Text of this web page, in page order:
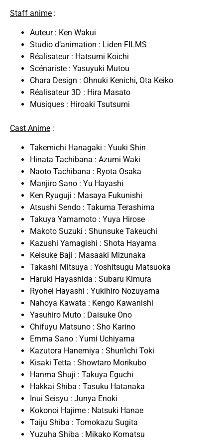
Staff anime :
Auteur : Ken Wakui
Studio d’animation : Liden FILMS
Réalisateur : Hatsumi Koichi
Scénariste : Yasuyuki Mutou
Chara Design : Ohnuki Kenichi, Ota Keiko
Réalisateur 3D : Hira Masato
Musiques : Hiroaki Tsutsumi
Cast Anime :
Takemichi Hanagaki : Yuuki Shin
Hinata Tachibana : Azumi Waki
Naoto Tachibana : Ryota Osaka
Manjiro Sano : Yu Hayashi
Ken Ryuguji : Masaya Fukunishi
Atsushi Sendo : Takuma Terashima
Takuya Yamamoto : Yuya Hirose
Makoto Suzuki : Shunsuke Takeuchi
Kazushi Yamagishi : Shota Hayama
Keisuke Baji : Masaaki Mizunaka
Takashi Mitsuya : Yoshitsugu Matsuoka
Haruki Hayashida : Subaru Kimura
Ryohei Hayashi : Yukihiro Nozuyama
Nahoya Kawata : Kengo Kawanishi
Yasuhiro Muto : Daisuke Ono
Chifuyu Matsuno : Sho Karino
Emma Sano : Yumi Uchiyama
Kazutora Hanemiya : Shun’ichi Toki
Kisaki Tetta : Showtaro Morikubo
Hanma Shuji : Takuya Eguchi
Hakkai Shiba : Tasuku Hatanaka
Inui Seisyu : Junya Enoki
Kokonoi Hajime : Natsuki Hanae
Taiju Shiba : Tomokazu Sugita
Yuzuha Shiba : Mikako Komatsu